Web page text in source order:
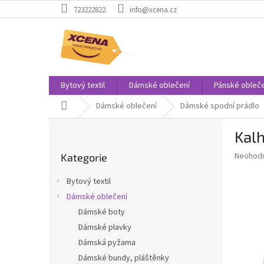
na
723222822 info@xcena.cz
Bytový textil Dámské oblečení Pánské
Domů Dámské oblečení Dámské spodní prádlo
kategorie
Kategorie
Bytový textil
Dámské oblečení
Dámské boty
Dámské plavky
Dámská pyžama
Dámské bundy, pláštěnky